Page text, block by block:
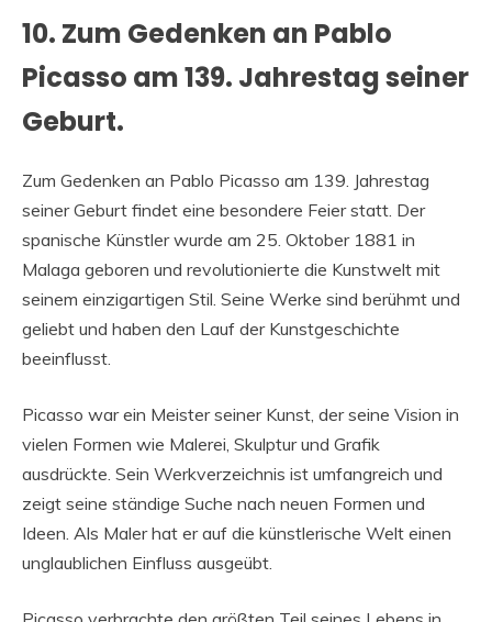
10. Zum Gedenken an Pablo
Picasso am 139. Jahrestag seiner
Geburt.
Zum Gedenken an Pablo Picasso am 139. Jahrestag
seiner Geburt findet eine besondere Feier statt. Der
spanische Künstler wurde am 25. Oktober 1881 in
Malaga geboren und revolutionierte die Kunstwelt mit
seinem einzigartigen Stil. Seine Werke sind berühmt und
geliebt und haben den Lauf der Kunstgeschichte
beeinflusst.
Picasso war ein Meister seiner Kunst, der seine Vision in
vielen Formen wie Malerei, Skulptur und Grafik
ausdrückte. Sein Werkverzeichnis ist umfangreich und
zeigt seine ständige Suche nach neuen Formen und
Ideen. Als Maler hat er auf die künstlerische Welt einen
unglaublichen Einfluss ausgeübt.